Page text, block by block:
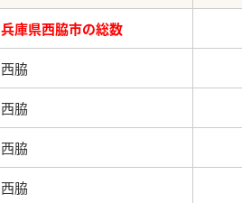
兵庫県西脇市の総数
西脇
西脇
西脇
西脇